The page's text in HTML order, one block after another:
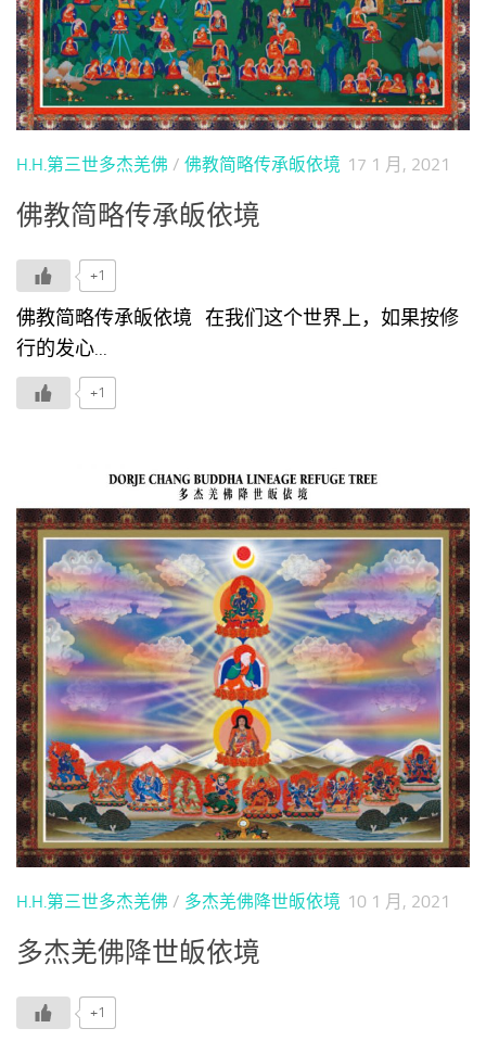
H.H.第三世多杰羌佛 / 佛教简略传承皈依境 17 1 月, 2021
佛教简略传承皈依境
+1
佛教简略传承皈依境 在我们这个世界上，如果按修
行的发心...
+1
H.H.第三世多杰羌佛 / 多杰羌佛降世皈依境 10 1 月, 2021
多杰羌佛降世皈依境
+1